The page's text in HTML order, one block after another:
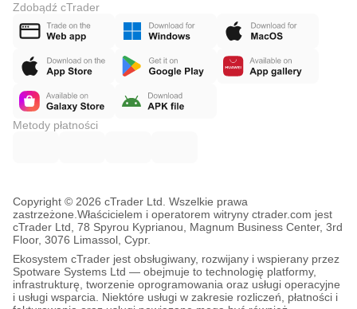
Zdobądź cTrader
Metody płatności
Copyright © 2026 cTrader Ltd. Wszelkie prawa
zastrzeżone. Właścicielem i operatorem witryny ctrader.com jest
cTrader Ltd, 78 Spyrou Kyprianou, Magnum Business Center, 3rd
Floor, 3076 Limassol, Cypr.
Ekosystem cTrader jest obsługiwany, rozwijany i wspierany przez
Spotware Systems Ltd — obejmuje to technologię platformy,
infrastrukturę, tworzenie oprogramowania oraz usługi operacyjne
i usługi wsparcia. Niektóre usługi w zakresie rozliczeń, płatności i